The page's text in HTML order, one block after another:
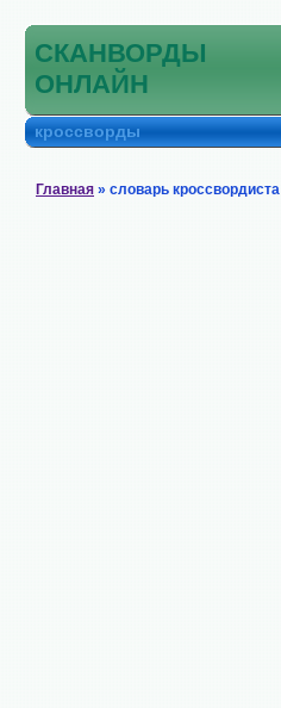
СКАНВОРДЫ
ОНЛАЙН
кроссворды
Главная » словарь кроссвордиста